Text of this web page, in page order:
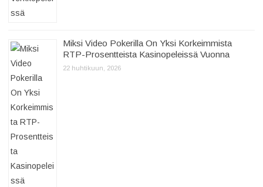
Miksi Video Pokerilla On Yksi Korkeimmista
RTP-Prosentteista Kasinopeleissä Vuonna
22 huhtikuun, 2026